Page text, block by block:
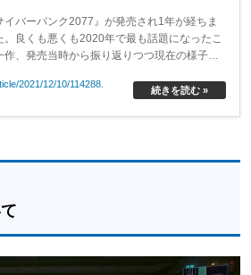
イバーパンク2077』が発売され1年が経ちま
。良くも悪くも2020年で最も話題になったこ
作、発売当時から振り返りつつ現在の様子を
2021/12/10/114288.
続きを読む »